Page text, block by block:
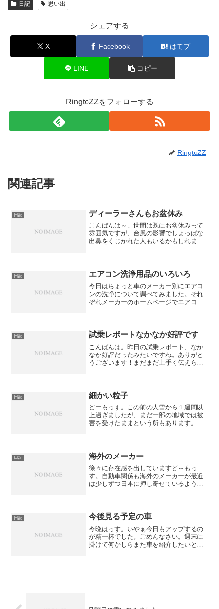
日記 思い出
シェアする
X Facebook はてブ
LINE コピー
RingtoZZをフォローする
RingtoZZ
関連記事
日記 ディーラーさんもお盆休み
こんばんは～。世間は既にお盆休みって
雰囲気ですが、台風の影響でしょっぱな
出鼻をくじかれた人もいるかもしれませ
さんどうかご無理無きよう...
日記 エアコン洗浄用品のいろいろ
今日はちょっと車のメーカー別にエアコ
ンの洗浄について調べてみました。それ
ぞれメーカーのホームページでエアコン
よって洗浄する洗剤が若干異...
日記 試乗レポートなかなか好評です
こんばんは。昨日の試乗レポート、なか
なか好評だったみたいですね。ありがと
うございます！まだまだ上手く伝えられ
か売れ行き好調みたいですね...
日記 細かい粒子
どーもっす。この前の大雪から１週間以
上過ぎましたが、まだ一部の地域では被
害を受けたままという所もあります。最
る事も無いかとは思いますが...
日記 海外のメーカー
徐々に存在感を出していますど～もっ
す。自動車関係も海外のメーカーが最近
は少しずつ日本に押し寄せているような
ーカーの商品も少しずつです...
日記 今後見る予定の車
今晩はっす。いやぁ今日もアップするの
が精一杯でした。ごめんなさい。週末に
掛けて何かしらまた車を紹介したいと思